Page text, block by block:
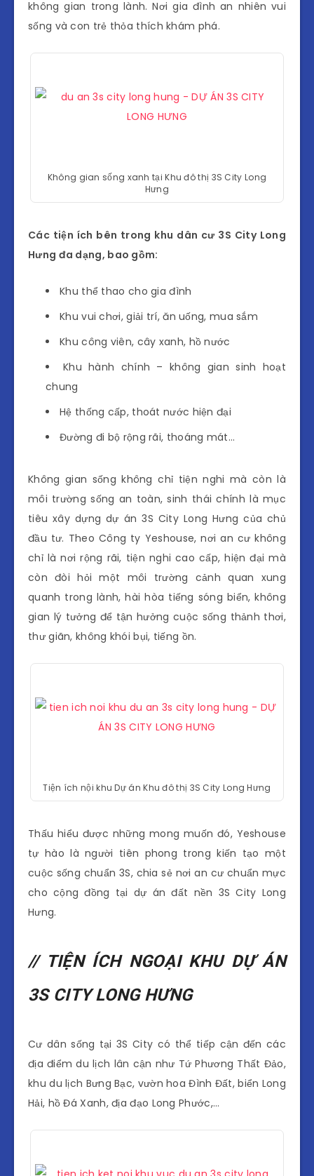
không gian trong lành. Nơi gia đình an nhiên vui
sống và con trẻ thỏa thích khám phá.
Không gian sống xanh tại Khu đô thị 3S City Long
Hưng
Các tiện ích bên trong khu dân cư 3S City Long
Hưng đa dạng, bao gồm:
Khu thể thao cho gia đình
Khu vui chơi, giải trí, ăn uống, mua sắm
Khu công viên, cây xanh, hồ nước
Khu hành chính – không gian sinh hoạt
chung
Hệ thống cấp, thoát nước hiện đại
Đường đi bộ rộng rãi, thoáng mát…
Không gian sống không chỉ tiện nghi mà còn là
môi trường sống an toàn, sinh thái chính là mục
tiêu xây dựng dự án 3S City Long Hưng của chủ
đầu tư. Theo Công ty Yeshouse, nơi an cư không
chỉ là nơi rộng rãi, tiện nghi cao cấp, hiện đại mà
còn đòi hỏi một môi trường cảnh quan xung
quanh trong lành, hài hòa tiếng sóng biển, không
gian lý tưởng để tận hưởng cuộc sống thảnh thơi,
thư giãn, không khói bụi, tiếng ồn.
Tiện ích nội khu Dự án Khu đô thị 3S City Long Hưng
Thấu hiểu được những mong muốn đó, Yeshouse
tự hào là người tiên phong trong kiến tạo một
cuộc sống chuẩn 3S, chia sẻ nơi an cư chuẩn mực
cho cộng đồng tại dự án đất nền 3S City Long
Hưng.
// TIỆN ÍCH NGOẠI KHU DỰ ÁN
3S CITY LONG HƯNG
Cư dân sống tại 3S City có thể tiếp cận đến các
địa điểm du lịch lân cận như Tứ Phương Thất Đảo,
khu du lịch Bưng Bạc, vườn hoa Đình Đất, biển Long
Hải, hồ Đá Xanh, địa đạo Long Phước,…